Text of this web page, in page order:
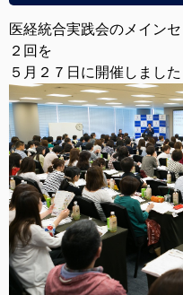
医経統合実践会のメイン
２回を
５月２７日に開催しました